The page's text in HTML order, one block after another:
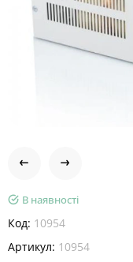
В наявності
Код: 10954
Артикул: 10954